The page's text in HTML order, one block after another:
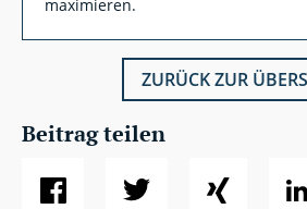
maximieren.
ZURÜCK ZUR
Beitrag teilen